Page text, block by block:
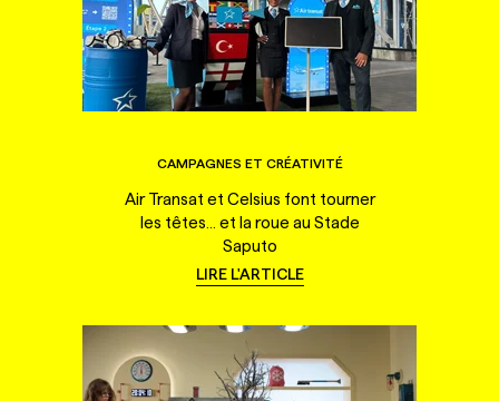
CAMPAGNES ET CRÉATIVITÉ
Air Transat et Celsius font tourner
les têtes... et la roue au Stade
Saputo
LIRE L'ARTICLE